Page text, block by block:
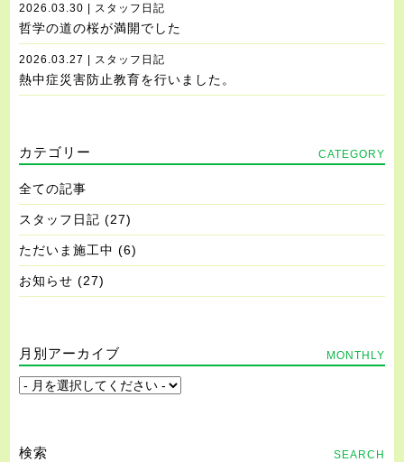
2026.03.30 | スタッフ日記
哲学の道の桜が満開でした
2026.03.27 | スタッフ日記
熱中症災害防止教育を行いました。
カテゴリー CATEGORY
全ての記事
スタッフ日記 (27)
ただいま施工中 (6)
お知らせ (27)
月別アーカイブ MONTHLY
検索 SEARCH